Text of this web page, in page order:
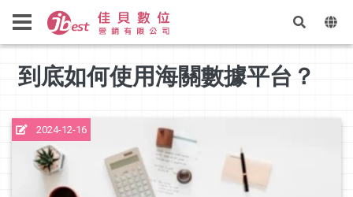
到底如何使用海關數據平台？
2024-12-16